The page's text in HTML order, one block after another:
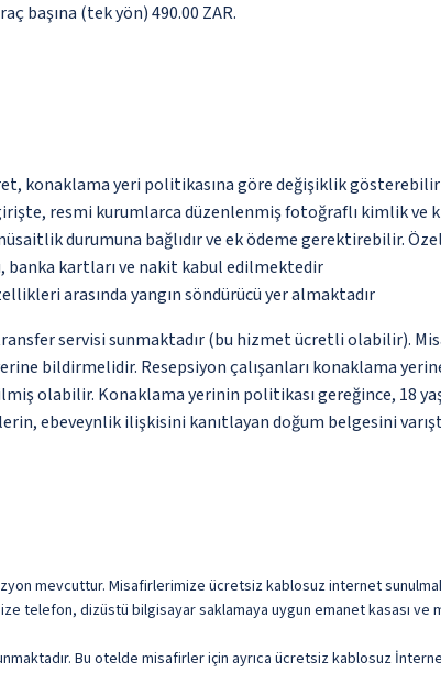
başına (tek yön) 490.00 ZAR.
konaklama yeri politikasına göre değişiklik gösterebilir
resmi kurumlarca düzenlenmiş fotoğraflı kimlik ve
durumuna bağlıdır ve ek ödeme gerektirebilir.
banka kartları ve nakit kabul edilmektedir
arasında yangın söndürücü yer almaktadır
servisi sunmaktadır (bu hizmet ücretli olabilir).
bildirmelidir. Resepsiyon çalışanları konaklama
olabilir. Konaklama yerinin politikası gereğince, 18
ebeveynlik ilişkisini kanıtlayan doğum belgesini
mevcuttur. Misafirlerimize ücretsiz kablosuz internet
telefon, dizüstü bilgisayar saklamaya uygun emanet kasası ve
Bu otelde misafirler için ayrıca ücretsiz kablosuz